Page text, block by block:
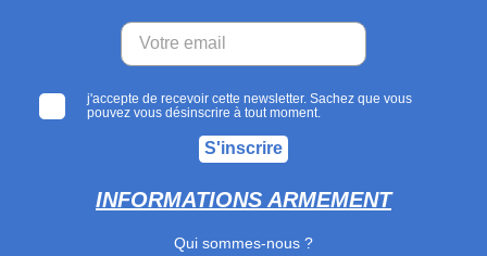
j'accepte de recevoir cette newsletter. Sachez que vous
pouvez vous désinscrire à tout moment.
S'inscrire
INFORMATIONS ARMEMENT
Qui sommes-nous ?